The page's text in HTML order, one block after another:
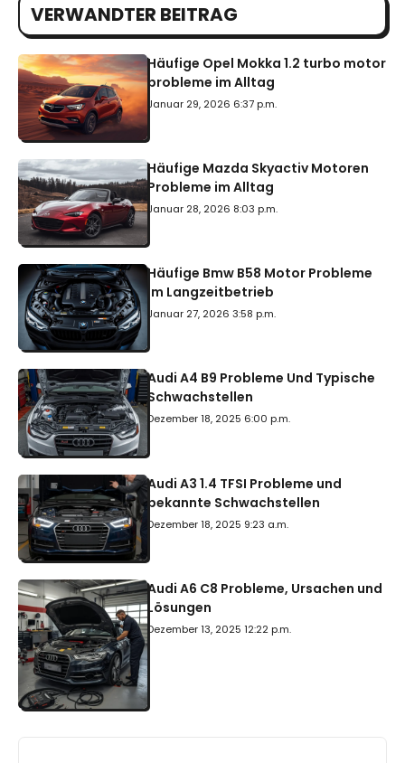
VERWANDTER BEITRAG
Häufige Opel Mokka 1.2 turbo motor
probleme im Alltag
Januar 29, 2026 6:37 p.m.
Häufige Mazda Skyactiv Motoren
Probleme im Alltag
Januar 28, 2026 8:03 p.m.
Häufige Bmw B58 Motor Probleme
Im Langzeitbetrieb
Januar 27, 2026 3:58 p.m.
Audi A4 B9 Probleme Und Typische
Schwachstellen
Dezember 18, 2025 6:00 p.m.
Audi A3 1.4 TFSI Probleme und
bekannte Schwachstellen
Dezember 18, 2025 9:23 a.m.
Audi A6 C8 Probleme, Ursachen und
Lösungen
Dezember 13, 2025 12:22 p.m.